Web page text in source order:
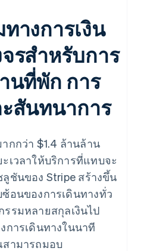
างการเงิน
รสำหรับการ
นที่พัก การ
สันทนาการ
กกว่า $1.4 ล้านล้าน
เวลาให้บริการที่แทบจะ
ชันของ Stripe สร้างขึ้น
อนของการเดินทางทั่ว
รมหลายสกุลเงินไป
การเดินทางในนาที
ามารถมอบ